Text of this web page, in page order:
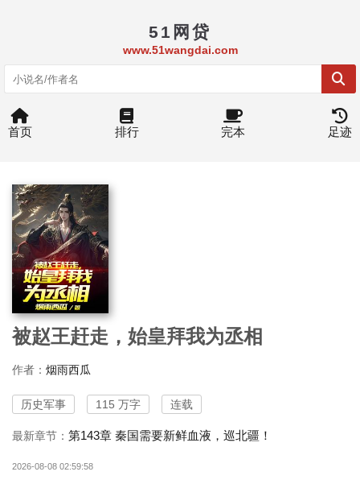
51网贷
www.51wangdai.com
首页 排行 完本 足迹
被赵王赶走，始皇拜我为丞相
作者： 烟雨西瓜
历史军事 115 万字 连载
最新章节： 第143章 秦国需要新鲜血液，巡北疆！
2026-08-08 02:59:58